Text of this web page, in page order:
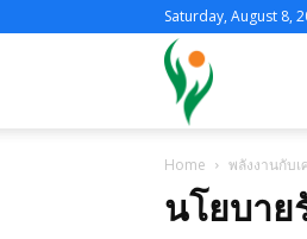
Saturday, August 8,
ERS
Home พลังงานกับเ
นโยบาย